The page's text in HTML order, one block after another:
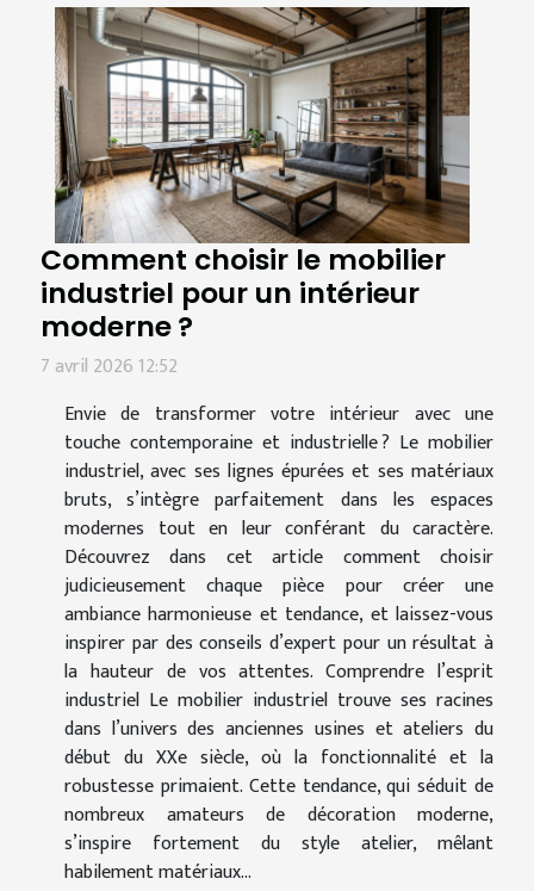
Comment choisir le mobilier
industriel pour un intérieur
moderne ?
7 avril 2026 12:52
Envie de transformer votre intérieur avec une
touche contemporaine et industrielle ? Le mobilier
industriel, avec ses lignes épurées et ses matériaux
bruts, s’intègre parfaitement dans les espaces
modernes tout en leur conférant du caractère.
Découvrez dans cet article comment choisir
judicieusement chaque pièce pour créer une
ambiance harmonieuse et tendance, et laissez-vous
inspirer par des conseils d’expert pour un résultat à
la hauteur de vos attentes. Comprendre l’esprit
industriel Le mobilier industriel trouve ses racines
dans l’univers des anciennes usines et ateliers du
début du XXe siècle, où la fonctionnalité et la
robustesse primaient. Cette tendance, qui séduit de
nombreux amateurs de décoration moderne,
s’inspire fortement du style atelier, mêlant
habilement matériaux...